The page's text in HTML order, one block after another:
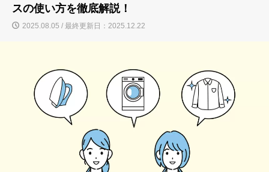
スの使い方を徹底解説！
2025.08.05 / 最終更新日：2025.12.22